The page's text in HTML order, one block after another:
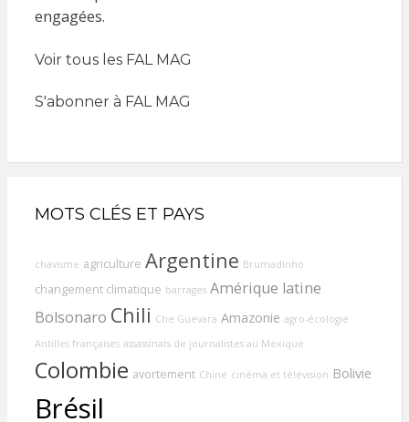
Voir tous les FAL MAG
S'abonner à FAL MAG
MOTS CLÉS ET PAYS
chavisme agriculture Argentine Brumadinho
changement climatique barrages Amérique latine
Bolsonaro Chili Che Guevara Amazonie agro-écologie
Antilles françaises assassinats de journalistes au Mexique
Colombie avortement Chine cinéma et télévision Bolivie
Brésil